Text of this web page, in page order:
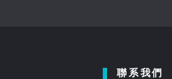
聯系我們